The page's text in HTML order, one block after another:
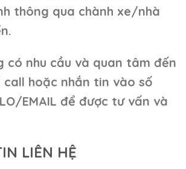
thông qua chành xe/nhà
có nhu cầu và quan tâm đến
call hoặc nhắn tin vào số
EMAIL để được tư vấn và
LIÊN HỆ